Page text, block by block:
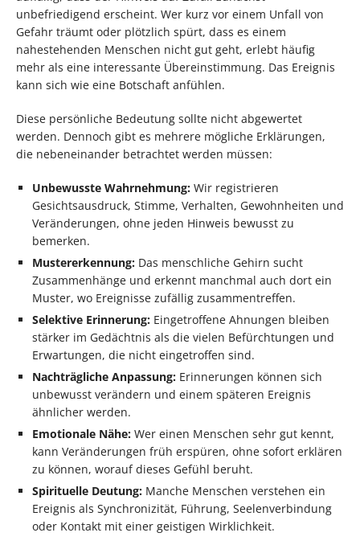
unbefriedigend erscheint. Wer kurz vor einem Unfall von
Gefahr träumt oder plötzlich spürt, dass es einem
nahestehenden Menschen nicht gut geht, erlebt häufig
mehr als eine interessante Übereinstimmung. Das Ereignis
kann sich wie eine Botschaft anfühlen.
Diese persönliche Bedeutung sollte nicht abgewertet
werden. Dennoch gibt es mehrere mögliche Erklärungen,
die nebeneinander betrachtet werden müssen:
Unbewusste Wahrnehmung: Wir registrieren
Gesichtsausdruck, Stimme, Verhalten, Gewohnheiten und
Veränderungen, ohne jeden Hinweis bewusst zu
bemerken.
Mustererkennung: Das menschliche Gehirn sucht
Zusammenhänge und erkennt manchmal auch dort ein
Muster, wo Ereignisse zufällig zusammentreffen.
Selektive Erinnerung: Eingetroffene Ahnungen bleiben
stärker im Gedächtnis als die vielen Befürchtungen und
Erwartungen, die nicht eingetroffen sind.
Nachträgliche Anpassung: Erinnerungen können sich
unbewusst verändern und einem späteren Ereignis
ähnlicher werden.
Emotionale Nähe: Wer einen Menschen sehr gut kennt,
kann Veränderungen früh erspüren, ohne sofort erklären
zu können, worauf dieses Gefühl beruht.
Spirituelle Deutung: Manche Menschen verstehen ein
Ereignis als Synchronizität, Führung, Seelenverbindung
oder Kontakt mit einer geistigen Wirklichkeit.